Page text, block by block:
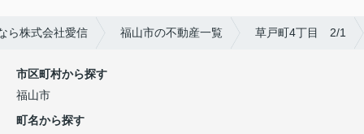
ら株式会社愛信 福山市の不動産一覧 草戸町4丁目 2/1
市区町村から探す
福山市
町名から探す